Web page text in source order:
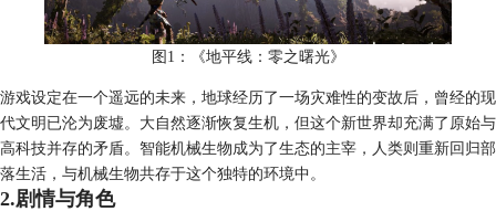
图1：《地平线：零之曙光》
游戏设定在一个遥远的未来，地球经历了一场灾难性的变故后，曾经的现
代文明已沦为废墟。大自然逐渐恢复生机，但这个新世界却充满了原始与
高科技并存的矛盾。智能机械生物成为了生态的主宰，人类则重新回归部
落生活，与机械生物共存于这个独特的环境中。
2.剧情与角色